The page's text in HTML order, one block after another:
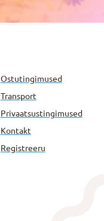
Ostutingimused
Transport
Privaatsus­tingimused
Kontakt
Registreeru